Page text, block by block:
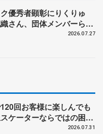
優秀者顕彰にりくりゅ
織さん、団体メンバーら
省が表彰式、ブルーノ・
2026.07.27
回お客様に楽しんでも
ケーターならではの困難
ったPIW前キャプテン松
2026.07.31